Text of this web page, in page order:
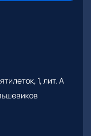
1, лит. А